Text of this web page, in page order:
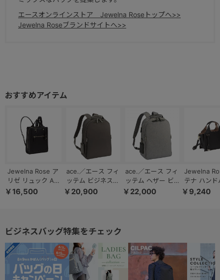
エースオンラインストア Jewelna Roseトップへ>>
Jewelna Roseブランドサイトへ>>
Jewelna Rose ア
リゼ リュック A4
サイズ 16301
￥16,500
ace.／エース フィ
ッテム ビジネスリ
ュック ラウンド型
￥20,900
ace.／エース フィ
ッテム ヘザー ビ
ジネスリュック ラ
￥22,000
Jewelna
テナ ハンド
ミドルサイ
￥9,240
ビジネスバッグ特集をチェック